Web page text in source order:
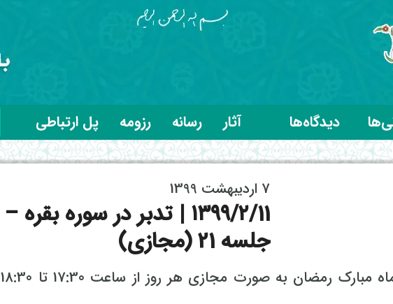
دیدگاه‌ها آثار رسانه رزومه پل ارتباطی
7 اردیبهشت 1399
۱۳۹۹/۲/11 | تدبر در سوره بقره –
جلسه 21 (مجازی)
جلسات تدبر در سوره بقره در ماه مبارک رمضان به صورت مجازی هر روز از ساعت 17:30 تا 18:30